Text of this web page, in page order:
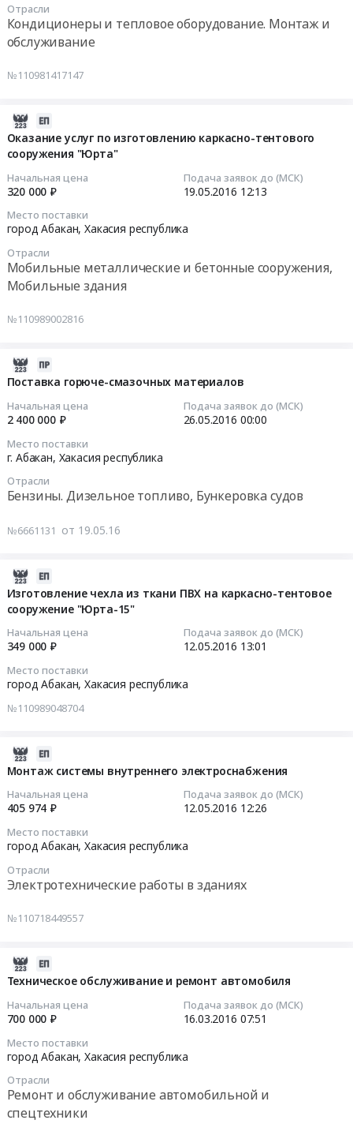
Отрасли
Кондиционеры и тепловое оборудование. Монтаж и
обслуживание
№110981417147
Оказание услуг по изготовлению каркасно-тентового
сооружения "Юрта"
Начальная цена
320 000 ₽
Подача заявок до (МСК)
19.05.2016 12:13
Место поставки
город Абакан,Хакасия республика
Отрасли
Мобильные металлические и бетонные сооружения,
Мобильные здания
№110989002816
Поставка горюче-смазочных материалов
Начальная цена
2 400 000 ₽
Подача заявок до (МСК)
26.05.2016 00:00
Место поставки
г. Абакан, Хакасия республика
Отрасли
Бензины. Дизельное топливо, Бункеровка судов
№6661131 от 19.05.16
Изготовление чехла из ткани ПВХ на каркасно-тентовое
сооружение "Юрта-15"
Начальная цена
349 000 ₽
Подача заявок до (МСК)
12.05.2016 13:01
Место поставки
город Абакан,Хакасия республика
№110989048704
Монтаж системы внутреннего электроснабжения
Начальная цена
405 974 ₽
Подача заявок до (МСК)
12.05.2016 12:26
Место поставки
город Абакан,Хакасия республика
Отрасли
Электротехнические работы в зданиях
№110718449557
Техническое обслуживание и ремонт автомобиля
Начальная цена
700 000 ₽
Подача заявок до (МСК)
16.03.2016 07:51
Место поставки
город Абакан,Хакасия республика
Отрасли
Ремонт и обслуживание автомобильной и
спецтехники